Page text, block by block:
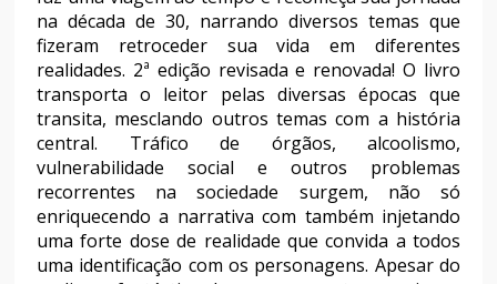
na década de 30, narrando diversos temas que
fizeram retroceder sua vida em diferentes
realidades. 2ª edição revisada e renovada! O livro
transporta o leitor pelas diversas épocas que
transita, mesclando outros temas com a história
central. Tráfico de órgãos, alcoolismo,
vulnerabilidade social e outros problemas
recorrentes na sociedade surgem, não só
enriquecendo a narrativa com também injetando
uma forte dose de realidade que convida a todos
uma identificação com os personagens. Apesar do